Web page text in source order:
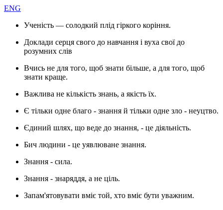
ENG
Ученість — солодкий плід гіркого коріння.
Доклади серця свого до навчання і вуха свої до
розумних слів
Вчись не для того, щоб знати більше, а для того, щоб
знати краще.
Важлива не кількість знань, а якість їх.
Є тільки одне благо - знання й тільки одне зло - неуцтво.
Єдиний шлях, що веде до знання, - це діяльність.
Бич людини - це уявлюване знання.
Знання - сила.
Знання - знаряддя, а не ціль.
Запам'ятовувати вміє той, хто вміє бути уважним.